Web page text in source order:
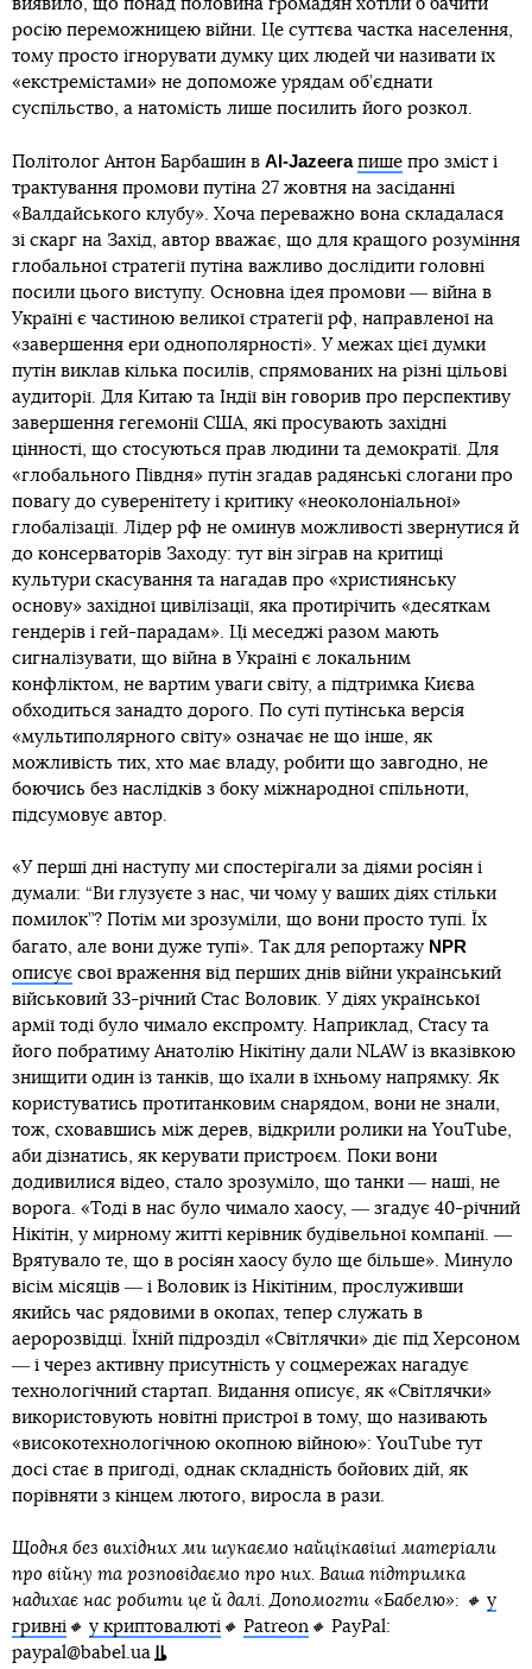
виявило, що понад половина громадян хотіли б бачити
росію переможницею війни. Це суттєва частка населення,
тому просто ігнорувати думку цих людей чи називати їх
«екстремістами» не допоможе урядам об’єднати
суспільство, а натомість лише посилить його розкол.
Політолог Антон Барбашин в Al-Jazeera пише про зміст і
трактування промови путіна 27 жовтня на засіданні
«Валдайського клубу». Хоча переважно вона складалася
зі скарг на Захід, автор вважає, що для кращого розуміння
глобальної стратегії путіна важливо дослідити головні
посили цього виступу. Основна ідея промови ― війна в
Україні є частиною великої стратегії рф, направленої на
«завершення ери однополярності». У межах цієї думки
путін виклав кілька посилів, спрямованих на різні цільові
аудиторії. Для Китаю та Індії він говорив про перспективу
завершення гегемонії США, які просувають західні
цінності, що стосуються прав людини та демократії. Для
«глобального Півдня» путін згадав радянські слогани про
повагу до суверенітету і критику «неоколоніальної»
глобалізації. Лідер рф не оминув можливості звернутися й
до консерваторів Заходу: тут він зіграв на критиці
культури скасування та нагадав про «християнську
основу» західної цивілізації, яка протирічить «десяткам
гендерів і гей-парадам». Ці меседжі разом мають
сигналізувати, що війна в Україні є локальним
конфліктом, не вартим уваги світу, а підтримка Києва
обходиться занадто дорого. По суті путінська версія
«мультиполярного світу» означає не що інше, як
можливість тих, хто має владу, робити що завгодно, не
боючись без наслідків з боку міжнародної спільноти,
підсумовує автор.
«У перші дні наступу ми спостерігали за діями росіян і
думали: “Ви глузуєте з нас, чи чому у ваших діях стільки
помилок”? Потім ми зрозуміли, що вони просто тупі. Їх
багато, але вони дуже тупі». Так для репортажу NPR
описує свої враження від перших днів війни український
військовий 33-річний Стас Воловик. У діях української
армії тоді було чимало експромту. Наприклад, Стасу та
його побратиму Анатолію Нікітіну дали NLAW із вказівкою
знищити один із танків, що їхали в їхньому напрямку. Як
користуватись протитанковим снарядом, вони не знали,
тож, сховавшись між дерев, відкрили ролики на YouTube,
аби дізнатись, як керувати пристроєм. Поки вони
додивилися відео, стало зрозуміло, що танки ― наші, не
ворога. «Тоді в нас було чимало хаосу, ― згадує 40-річний
Нікітін, у мирному житті керівник будівельної компанії. ―
Врятувало те, що в росіян хаосу було ще більше». Минуло
вісім місяців ― і Воловик із Нікітіним, прослуживши
якийсь час рядовими в окопах, тепер служать в
аеророзвідці. Їхній підрозділ «Світлячки» діє під Херсоном
― і через активну присутність у соцмережах нагадує
технологічний стартап. Видання описує, як «Світлячки»
використовують новітні пристрої в тому, що називають
«високотехнологічною окопною війною»: YouTube тут
досі стає в пригоді, однак складність бойових дій, як
порівняти з кінцем лютого, виросла в рази.
Щодня без вихідних ми шукаємо найцікавіші матеріали
про війну та розповідаємо про них. Ваша підтримка
надихає нас робити це й далі. Допомогти «Бабелю»: 🔸 у
гривні 🔸 у криптовалюті 🔸 Patreon 🔸 PayPal:
paypal@babel.ua